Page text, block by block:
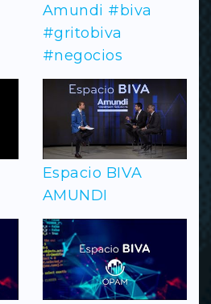
Amundi #biva
#gritobiva
#negocios
Espacio BIVA
AMUNDI